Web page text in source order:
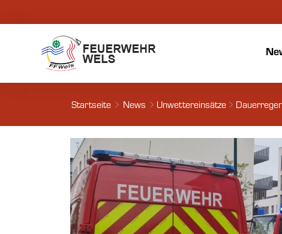
Startseite News Unwettereinsätze